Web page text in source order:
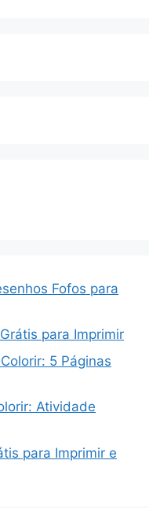
Fofos para
para Imprimir
5 Páginas
Atividade
para Imprimir e